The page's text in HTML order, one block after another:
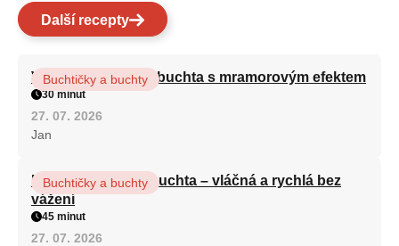
Další recepty
Vláčná olejová litá buchta s mramorovým efektem
Buchtičky a buchty
30 minut
27. 07. 2026
Jan
Hrnková maková buchta – vláčná a rychlá bez
vážení
Buchtičky a buchty
45 minut
27. 07. 2026